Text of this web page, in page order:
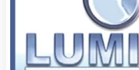
Análisis de Aguas
Animadores de Eventos